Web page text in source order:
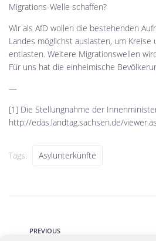
Migrations-Welle schaffen?
Wir als AfD wollen die bestehenden
Landes möglichst auslasten, um Kreise
entlasten. Weitere Migrationswellen
Für uns hat die einheimische
—
[1] Die Stellungnahme der
http://edas.landtag.sachsen.de/
Tags: Asylunterkünfte
PREVIOUS